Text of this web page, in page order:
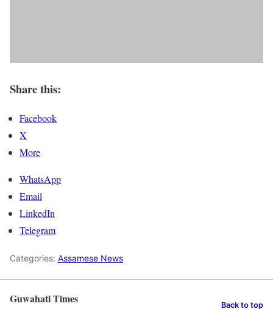
Share this:
Facebook
X
More
WhatsApp
Email
LinkedIn
Telegram
Categories: Assamese News
Guwahati Times Back to top